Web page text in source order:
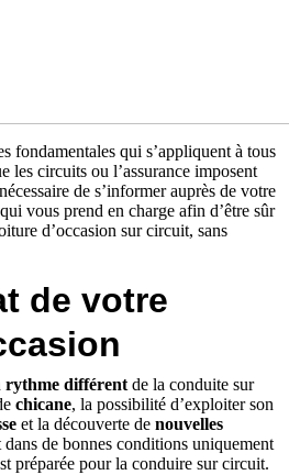
fondamentales qui s’appliquent à tous
les circuits ou l’assurance imposent
de s’informer auprès de votre
vous prend en charge afin d’être sûr
d’occasion sur circuit, sans
de votre
rythme différentde la conduite sur
chicane, la possibilité d’exploiter son
et la découverte de nouvelles
dans de bonnes conditions uniquement
préparée pour la conduire sur circuit.